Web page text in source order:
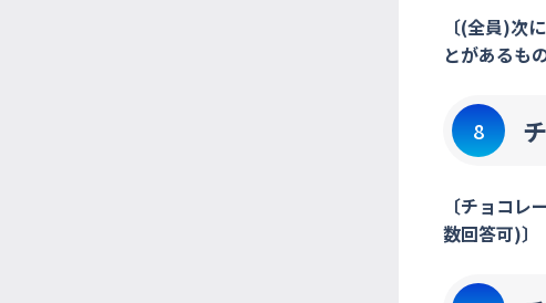
〔(全員)次
とがあるも
8
〔チョコ
数回答可)〕